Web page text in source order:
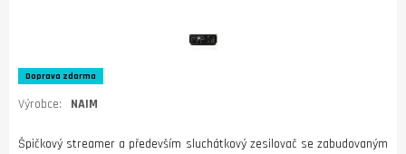
Doprava zdarma
Výrobce: NAIM
Špičkový streamer a především sluchátkový zesilovač se zabudovaným